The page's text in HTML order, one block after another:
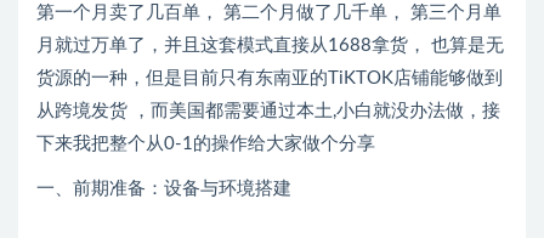
第一个月卖了几百单， 第二个月做了几千单， 第三个月单
月就过万单了，并且这套模式直接从1688拿货， 也算是无
货源的一种，但是目前只有东南亚的TiKTOK店铺能够做到
从跨境发货 ，而美国都需要通过本土,小白就没办法做，接
下来我把整个从0-1的操作给大家做个分享
一、前期准备：设备与环境搭建